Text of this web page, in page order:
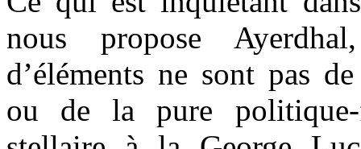
nous propose
d’éléments ne sont pas
ou de la pure